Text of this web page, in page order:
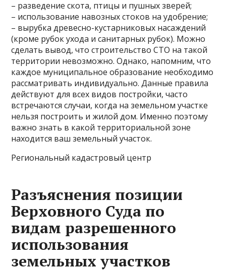
– разведение скота, птицы и пушных зверей;
– использование навозных стоков на удобрение;
– вырубка древесно-кустарниковых насаждений
(кроме рубок ухода и санитарных рубок). Можно
сделать вывод, что строительство СТО на такой
территории невозможно. Однако, напомним, что
каждое муниципальное образование необходимо
рассматривать индивидуально. Данные правила
действуют для всех видов постройки, часто
встречаются случаи, когда на земельном участке
нельзя построить и жилой дом. Именно поэтому
важно знать в какой территориальной зоне
находится ваш земельный участок.
Региональный кадастровый центр
Разъяснения позиции
Верховного Суда по
видам разрешенного
использования
земельных участков